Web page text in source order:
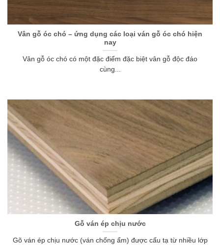
Vân gỗ óc chó – ứng dụng các loại ván gỗ óc chó hiện
nay
Vân gỗ óc chó có một đặc điểm đặc biệt vân gỗ độc đáo
cùng...
Gỗ ván ép chịu nước
Gõ ván ép chịu nước (ván chống ẩm) được cấu tạ từ nhiều lớp